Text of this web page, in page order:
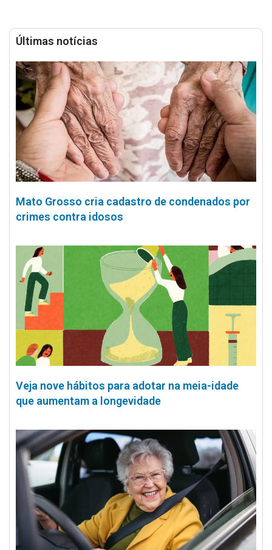
Últimas notícias
Mato Grosso cria cadastro de condenados por
crimes contra idosos
Veja nove hábitos para adotar na meia-idade
que aumentam a longevidade